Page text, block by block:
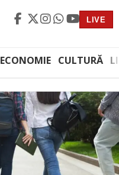
LIVE
ECONOMIE CULTURĂ